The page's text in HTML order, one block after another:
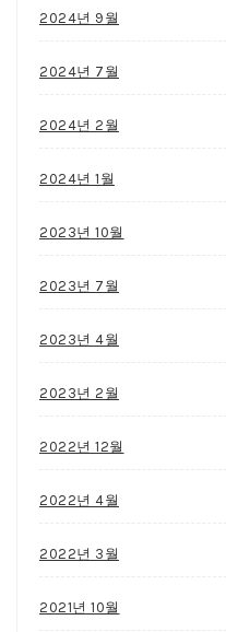
2024년 9월
2024년 7월
2024년 2월
2024년 1월
2023년 10월
2023년 7월
2023년 4월
2023년 2월
2022년 12월
2022년 4월
2022년 3월
2021년 10월